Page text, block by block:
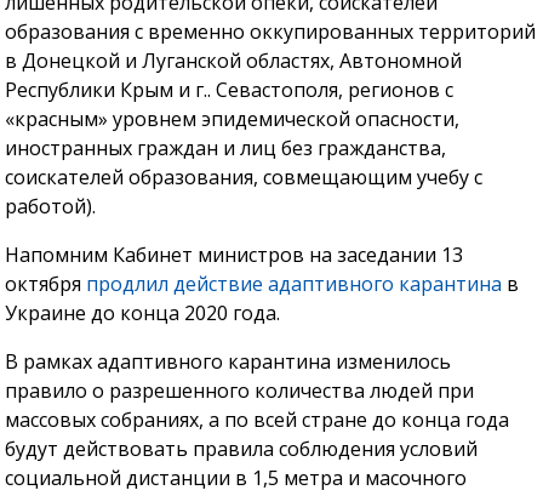
образования с временно оккупированных территорий
в Донецкой и Луганской областях, Автономной
Республики Крым и г.. Севастополя, регионов с
«красным» уровнем эпидемической опасности,
иностранных граждан и лиц без гражданства,
соискателей образования, совмещающим учебу с
работой).
Напомним Кабинет министров на заседании 13
октября продлил действие адаптивного карантина в
Украине до конца 2020 года.
В рамках адаптивного карантина изменилось
правило о разрешенного количества людей при
массовых собраниях, а по всей стране до конца года
будут действовать правила соблюдения условий
социальной дистанции в 1,5 метра и масочного